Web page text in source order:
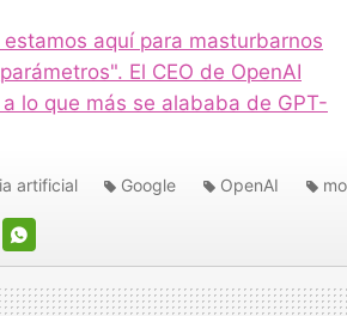
estamos aquí para masturbarnos
El CEO de OpenAI
lo que más se alababa de GPT-
WHATSAPP
artificial Google OpenAI